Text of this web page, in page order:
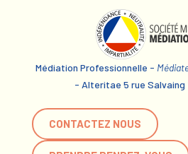
Médiation Professionnelle -
- Alteritae 5 rue Salvaing
CONTACTEZ NOUS